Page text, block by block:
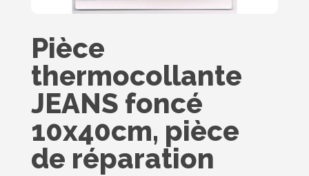
Pièce
thermocollante
JEANS foncé
10x40cm, pièce
de réparation